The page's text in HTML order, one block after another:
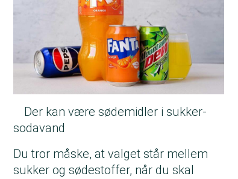
Der kan være sødemidler i sukker-
sodavand
Du tror måske, at valget står mellem
sukker og sødestoffer, når du skal